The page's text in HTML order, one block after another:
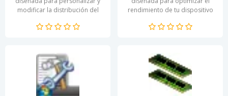
modificar la distribución del
Permite a los usuarios...
rendimiento de tu dispositivo
intuitiva, esta...